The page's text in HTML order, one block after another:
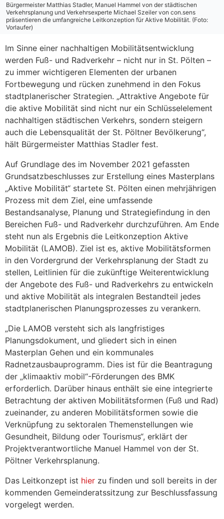
Bürgermeister Matthias Stadler, Manuel Hammel von der städtischen
Verkehrsplanung und Verkehrsexperte Michael Szeiler von con.sens
präsentieren die umfangreiche Leitkonzeption für Aktive Mobilität. (Foto:
Vorlaufer)
Im Sinne einer nachhaltigen Mobilitätsentwicklung
werden Fuß- und Radverkehr – nicht nur in St. Pölten –
zu immer wichtigeren Elementen der urbanen
Fortbewegung und rücken zunehmend in den Fokus
stadtplanerischer Strategien. „Attraktive Angebote für
die aktive Mobilität sind nicht nur ein Schlüsselelement
nachhaltigen städtischen Verkehrs, sondern steigern
auch die Lebensqualität der St. Pöltner Bevölkerung“,
hält Bürgermeister Matthias Stadler fest.
Auf Grundlage des im November 2021 gefassten
Grundsatzbeschlusses zur Erstellung eines Masterplans
„Aktive Mobilität“ startete St. Pölten einen mehrjährigen
Prozess mit dem Ziel, eine umfassende
Bestandsanalyse, Planung und Strategiefindung in den
Bereichen Fuß- und Radverkehr durchzuführen. Am Ende
steht nun als Ergebnis die Leitkonzeption Aktive
Mobilität (LAMOB). Ziel ist es, aktive Mobilitätsformen
in den Vordergrund der Verkehrsplanung der Stadt zu
stellen, Leitlinien für die zukünftige Weiterentwicklung
der Angebote des Fuß- und Radverkehrs zu entwickeln
und aktive Mobilität als integralen Bestandteil jedes
stadtplanerischen Planungsprozesses zu verankern.
„Die LAMOB versteht sich als langfristiges
Planungsdokument, und gliedert sich in einen
Masterplan Gehen und ein kommunales
Radnetzausbauprogramm. Dies ist für die Beantragung
der „klimaaktiv mobil“-Förderungen des BMK
erforderlich. Darüber hinaus enthält sie eine integrierte
Betrachtung der aktiven Mobilitätsformen (Fuß und Rad)
zueinander, zu anderen Mobilitätsformen sowie die
Verknüpfung zu sektoralen Themenstellungen wie
Gesundheit, Bildung oder Tourismus“, erklärt der
Projektverantwortliche Manuel Hammel von der St.
Pöltner Verkehrsplanung.
Das Leitkonzept ist hier zu finden und soll bereits in der
kommenden Gemeinderatssitzung zur Beschlussfassung
vorgelegt werden.